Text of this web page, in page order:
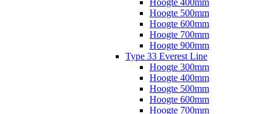
Hoogte 400mm
Hoogte 500mm
Hoogte 600mm
Hoogte 700mm
Hoogte 900mm
Type 33 Everest Line
Hoogte 300mm
Hoogte 400mm
Hoogte 500mm
Hoogte 600mm
Hoogte 700mm